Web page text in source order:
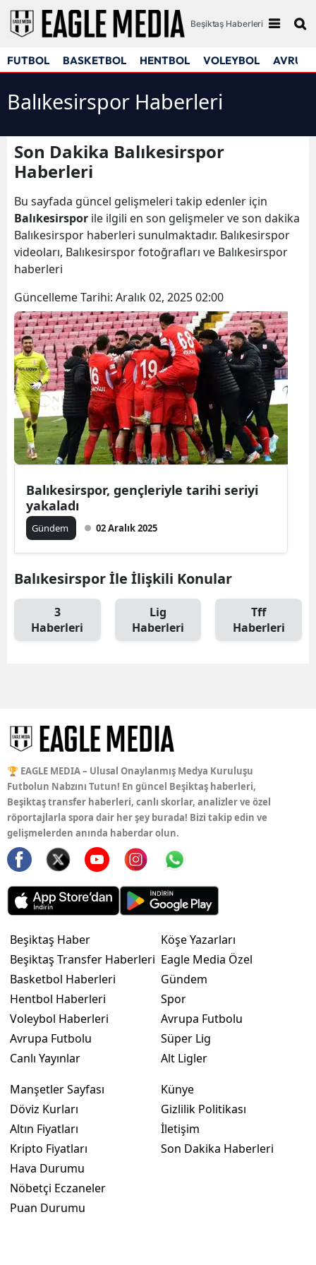
Beşiktaş Haberleri
FUTBOL BASKETBOL HENTBOL VOLEYBOL
Balıkesirspor Haberleri
Son Dakika Balıkesirspor
Haberleri
Bu sayfada güncel gelişmeleri takip edenler için
Balıkesirspor ile ilgili en son gelişmeler ve son dakika
Balıkesirspor haberleri sunulmaktadır. Balıkesirspor
videoları, Balıkesirspor fotoğrafları ve Balıkesirspor
haberleri
Güncelleme Tarihi: Aralık 02, 2025 02:00
Balıkesirspor, gençleriyle tarihi seriyi
yakaladı
Gündem 02 Aralık 2025
Balıkesirspor İle İlişkili Konular
3
Haberleri
Lig
Haberleri
Tff
Haberleri
🏆 EAGLE MEDIA – Ulusal Onaylanmış Medya Kuruluşu
Futbolun Nabzını Tutun! En güncel Beşiktaş haberleri,
Beşiktaş transfer haberleri, canlı skorlar, analizler ve özel
röportajlarla spora dair her şey burada! Bizi takip edin ve
gelişmelerden anında haberdar olun.
Beşiktaş Haber
Beşiktaş Transfer Haberleri
Basketbol Haberleri
Hentbol Haberleri
Voleybol Haberleri
Avrupa Futbolu
Canlı Yayınlar
Köşe Yazarları
Eagle Media Özel
Gündem
Spor
Avrupa Futbolu
Süper Lig
Alt Ligler
Manşetler Sayfası
Döviz Kurları
Altın Fiyatları
Kripto Fiyatları
Hava Durumu
Nöbetçi Eczaneler
Puan Durumu
Künye
Gizlilik Politikası
İletişim
Son Dakika Haberleri